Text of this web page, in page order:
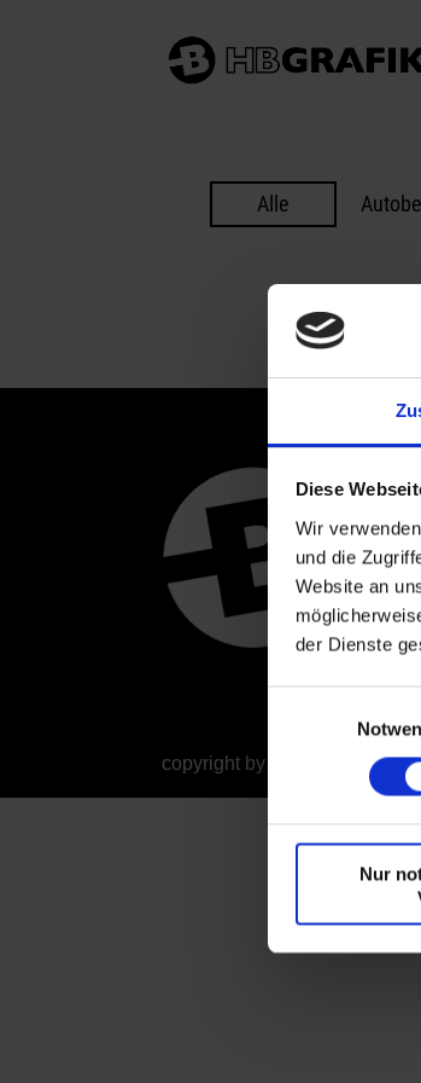
Diese
Wir
und die
Website an
der Dienste
Nur
Alle
copyright by hb-grafik.de •